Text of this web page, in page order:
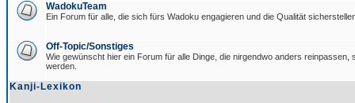
WadokuTeam
Ein Forum für alle, die sich fürs Wadoku engagieren und die Qualität
Off-Topic/Sonstiges
Wie gewünscht hier ein Forum für alle Dinge, die nirgendwo anders reinpassen,
werden.
Kanji-Lexikon